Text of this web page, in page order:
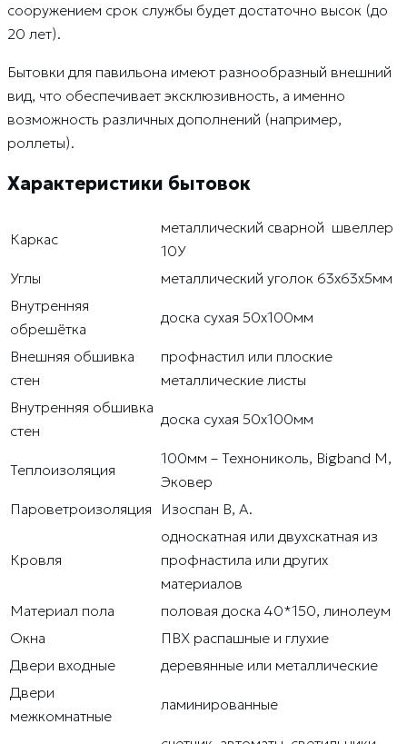
сооружением срок службы будет достаточно высок (до
20 лет).
Бытовки для павильона имеют разнообразный внешний
вид, что обеспечивает эксклюзивность, а именно
возможность различных дополнений (например,
роллеты).
Характеристики бытовок
Каркас
металлический сварной швеллер
10У
Углы
металлический уголок 63х63х5мм
Внутренняя
обрешётка
доска сухая 50х100мм
Внешняя обшивка
стен
профнастил или плоские
металлические листы
Внутренняя обшивка
стен
доска сухая 50х100мм
Теплоизоляция
100мм – Технониколь, Bigband M,
Эковер
Пароветроизоляция
Изоспан В, А.
Кровля
односкатная или двухскатная из
профнастила или других
материалов
Материал пола
половая доска 40*150, линолеум
Окна
ПВХ распашные и глухие
Двери входные
деревянные или металлические
Двери
межкомнатные
ламинированные